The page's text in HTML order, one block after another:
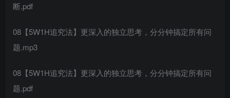
断.pdf
08【5W1H追究法】更深入的独立思考，分分钟搞定所有问
题.mp3
08【5W1H追究法】更深入的独立思考，分分钟搞定所有问
题.pdf